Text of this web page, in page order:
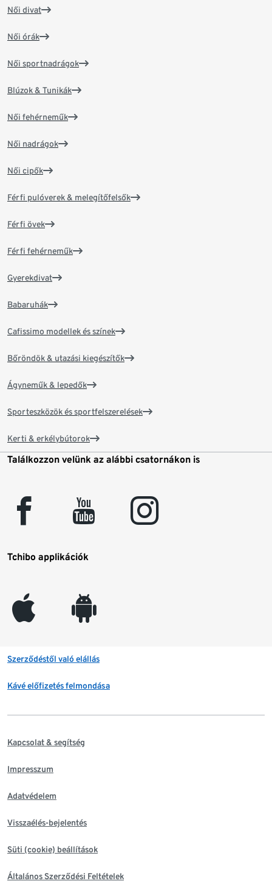
Női divat
Női órák
Női sportnadrágok
Blúzok & Tunikák
Női fehérneműk
Női nadrágok
Női cipők
Férfi pulóverek & melegítőfelsők
Férfi övek
Férfi fehérneműk
Gyerekdivat
Babaruhák
Cafissimo modellek és színek
Bőröndök & utazási kiegészítők
Ágyneműk & lepedők
Sporteszközök és sportfelszerelések
Kerti & erkélybútorok
Találkozzon velünk az alábbi csatornákon is
facebook youtube instagram
Tchibo applikációk
appleinc android
Szerződéstől való elállás
Kávé előfizetés felmondása
Kapcsolat & segítség
Impresszum
Adatvédelem
Visszaélés-bejelentés
Süti (cookie) beállítások
Általános Szerződési Feltételek